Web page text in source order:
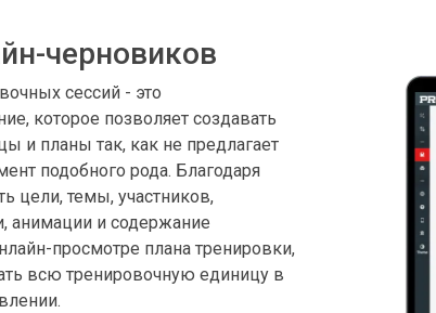
черновиков
сессий - это
которое позволяет создавать
и планы так, как не предлагает
подобного рода. Благодаря
цели, темы, участников,
анимации и содержание
просмотре плана тренировки,
всю тренировочную единицу в